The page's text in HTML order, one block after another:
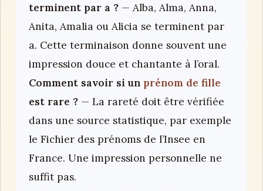
terminent par a ? — Alba, Alma, Anna,
Anita, Amalia ou Alicia se terminent par
a. Cette terminaison donne souvent une
impression douce et chantante à l’oral.
Comment savoir si un prénom de fille
est rare ? — La rareté doit être vérifiée
dans une source statistique, par exemple
le Fichier des prénoms de l’Insee en
France. Une impression personnelle ne
suffit pas.